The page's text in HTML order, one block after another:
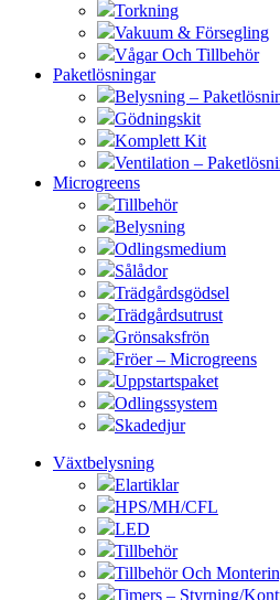
Torkning
Vakuum & Försegling
Vågar Och Tillbehör
Paketlösningar
Belysning –
Gödningskit
Komplett Kit
Ventilation –
Microgreens
Tillbehör
Belysning
Odlingsmedium
Sålådor
Trädgårdsgödsel
Trädgårdsutrust
Grönsaksfrön
Fröer – Microgreens
Uppstartspaket
Odlingssystem
Skadedjur
Växtbelysning
Elartiklar
HPS/MH/CFL
LED
Tillbehör
Tillbehör Och
Timers – Styrning/